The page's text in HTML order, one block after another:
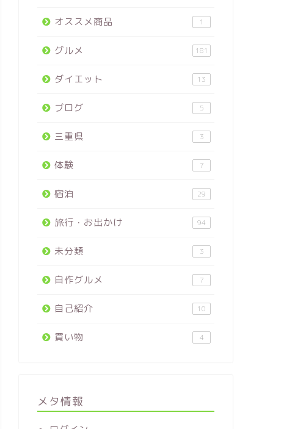
オススメ商品 1
グルメ 181
ダイエット 13
ブログ 5
三重県 3
体験 7
宿泊 29
旅行・お出かけ 94
未分類 3
自作グルメ 7
自己紹介 10
買い物 4
メタ情報